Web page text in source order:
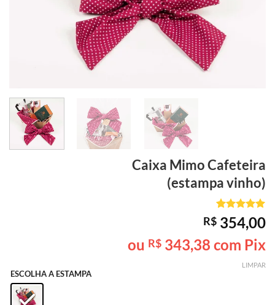
Caixa MimoCafeteira
(estampa vinho)
Avaliado
como5de
5, com
baseado em
1
de cliente
R$ 354,00
ou R$ 343,38 com Pix
ESCOLHA A ESTAMPA
LIMPAR